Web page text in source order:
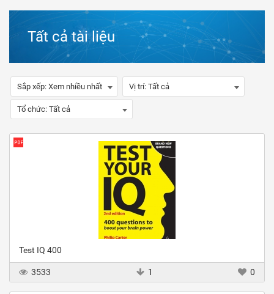
Tất cả tài liệu
Sắp xếp: Xem nhiều nhất Vị trí: Tất cả
Tổ chức: Tất cả
Test IQ 400
3533 1 0